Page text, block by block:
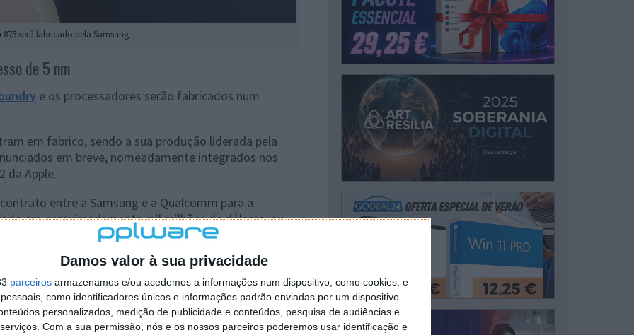
Damos valor à sua privacidade
parceiros armazenamos e/ou acedemos a informações num dispositivo, como cookies, e
como identificadores únicos e informações padrão enviadas por um dispositivo
personalizados, medição de publicidade e conteúdos, pesquisa de audiências e
Com a sua permissão, nós e os nossos parceiros poderemos usar identificação e
será fabricado pela Samsung
de 5 nm
e os processadores serão fabricados num
em fabrico, sendo a sua produção liderada pela
em breve, nomeadamente integrados nos
da Apple.
entre a Samsung e a Qualcomm para a
em aproximadamente mil milhões de dólares, ou
durante os últimos três meses deste ano. Os
smartphones topo de gama lançados em 2021,
Xiaomi, Motorola, OPPO, entre outras.